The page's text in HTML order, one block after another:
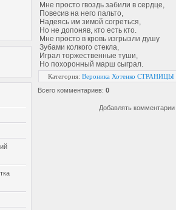
Мне просто гвоздь забили в сердце,
Повесив на него пальто,
Надеясь им зимой согреться,
Но не допоняв, кто есть кто.
Мне просто в кровь изгрызли душу
Зубами колкого стекла,
Играл торжественные туши,
Но похоронный марш сыграл.
Категория: Вероника Хотенко СТРАНИЦЫ
Всего комментариев: 0
Добавлять комментарии